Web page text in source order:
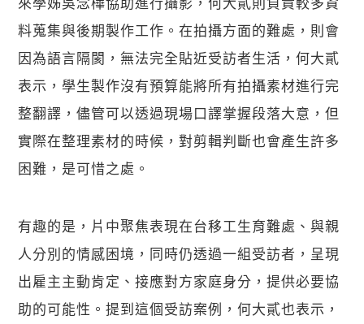
料蒐集與後期製作工作。在拍攝方面的難處，則會
因為語言隔閡，無法完全貼近受訪者生活，何大貳
表示，學生製作沒有預算能將所有拍攝素材進行完
整翻譯，儘管可以透過現場口譯掌握段落大意，但
實際在整理素材的時候，對剪輯判斷也會產生許多
困難，是可惜之處。
有趣的是，片中聚焦表現在台移工生育難處、與親
人分別的情感困境，同時仍透過一組受訪者，呈現
出雇主主動肯定、接應對方家庭身分，提供必要協
助的可能性。提到這個受訪案例，何大貳也表示，